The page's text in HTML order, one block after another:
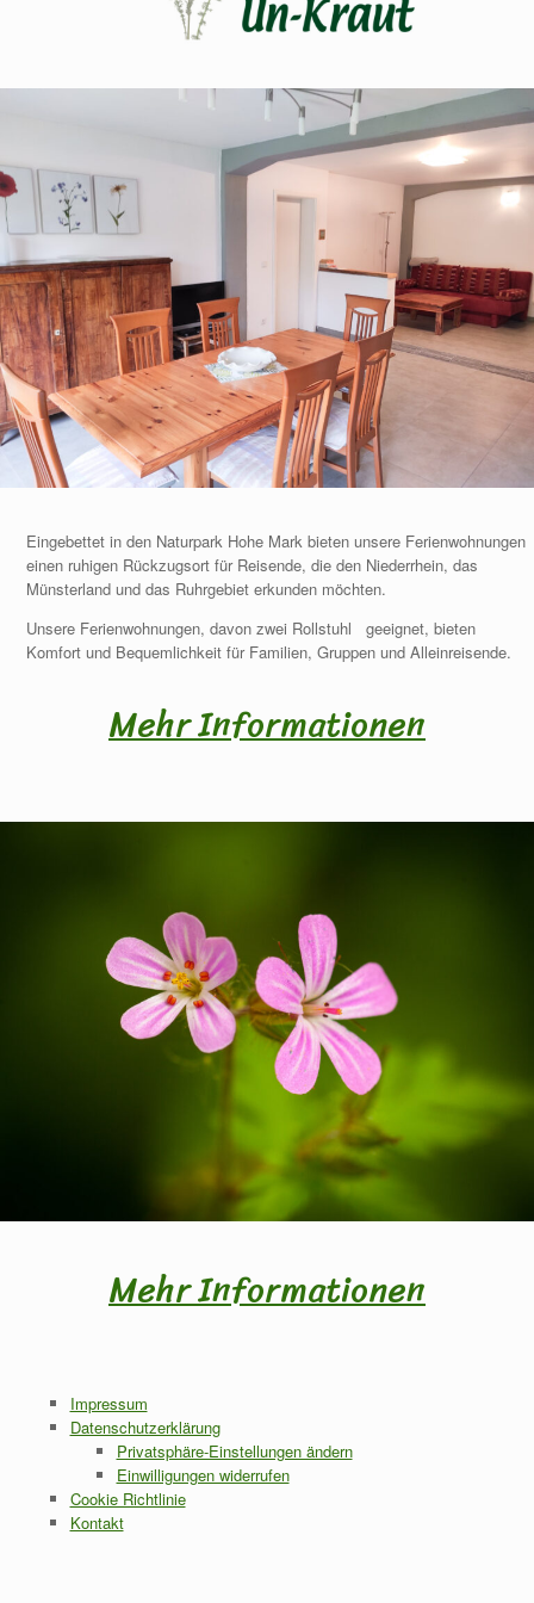
Eingebettet in den Naturpark Hohe Mark bieten unsere Ferienwohnungen
einen ruhigen Rückzugsort für Reisende, die den Niederrhein, das
Münsterland und das Ruhrgebiet erkunden möchten.
Unsere Ferienwohnungen, davon zwei Rollstuhl geeignet, bieten
Komfort und Bequemlichkeit für Familien, Gruppen und Alleinreisende.
Mehr Informationen
Mehr Informationen
Impressum
Datenschutzerklärung
Privatsphäre-Einstellungen ändern
Einwilligungen widerrufen
Cookie Richtlinie
Kontakt